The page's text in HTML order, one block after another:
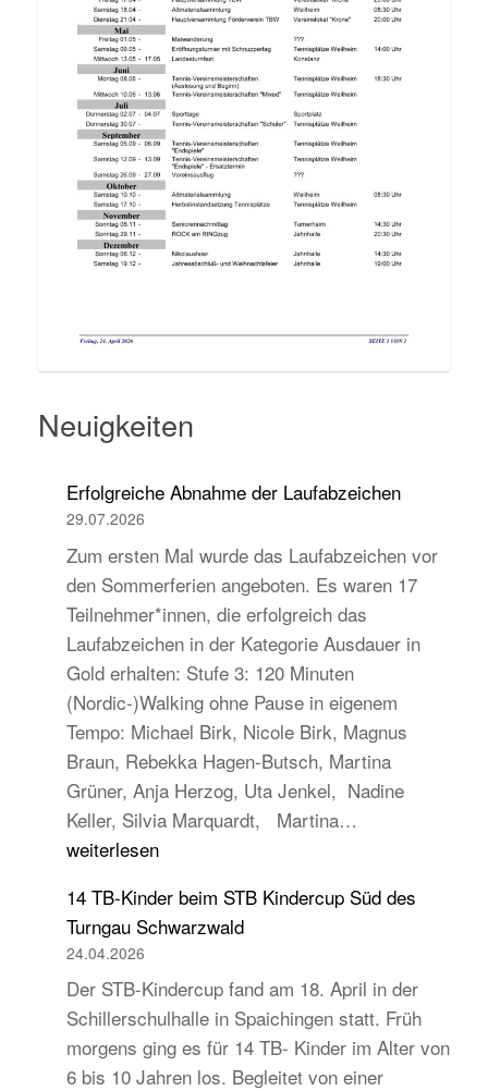
Neuigkeiten
Erfolgreiche Abnahme der Laufabzeichen
29.07.2026
Zum ersten Mal wurde das Laufabzeichen vor
den Sommerferien angeboten. Es waren 17
Teilnehmer*innen, die erfolgreich das
Laufabzeichen in der Kategorie Ausdauer in
Gold erhalten: Stufe 3: 120 Minuten
(Nordic-)Walking ohne Pause in eigenem
Tempo: Michael Birk, Nicole Birk, Magnus
Braun, Rebekka Hagen-Butsch, Martina
Grüner, Anja Herzog, Uta Jenkel, Nadine
Keller, Silvia Marquardt, Martina…
Laufabzeichen
weiterlesen
14 TB-Kinder beim STB Kindercup Süd des
Turngau Schwarzwald
24.04.2026
Der STB-Kindercup fand am 18. April in der
Schillerschulhalle in Spaichingen statt. Früh
morgens ging es für 14 TB- Kinder im Alter von
6 bis 10 Jahren los. Begleitet von einer